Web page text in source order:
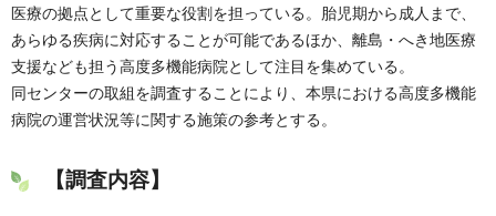
医療の拠点として重要な役割を担っている。胎児期から成人まで、
あらゆる疾病に対応することが可能であるほか、離島・へき地医療
支援なども担う高度多機能病院として注目を集めている。
同センターの取組を調査することにより、本県における高度多機能
病院の運営状況等に関する施策の参考とする。
【調査内容】